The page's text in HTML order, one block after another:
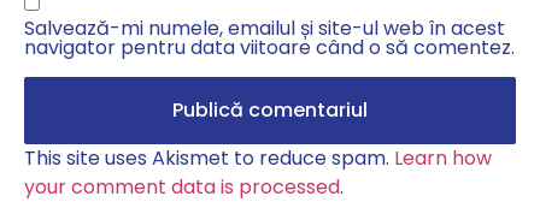
Salvează-mi numele, emailul și site-ul web în acest
navigator pentru data viitoare când o să comentez.
This site uses Akismet to reduce spam. Learn how
your comment data is processed.